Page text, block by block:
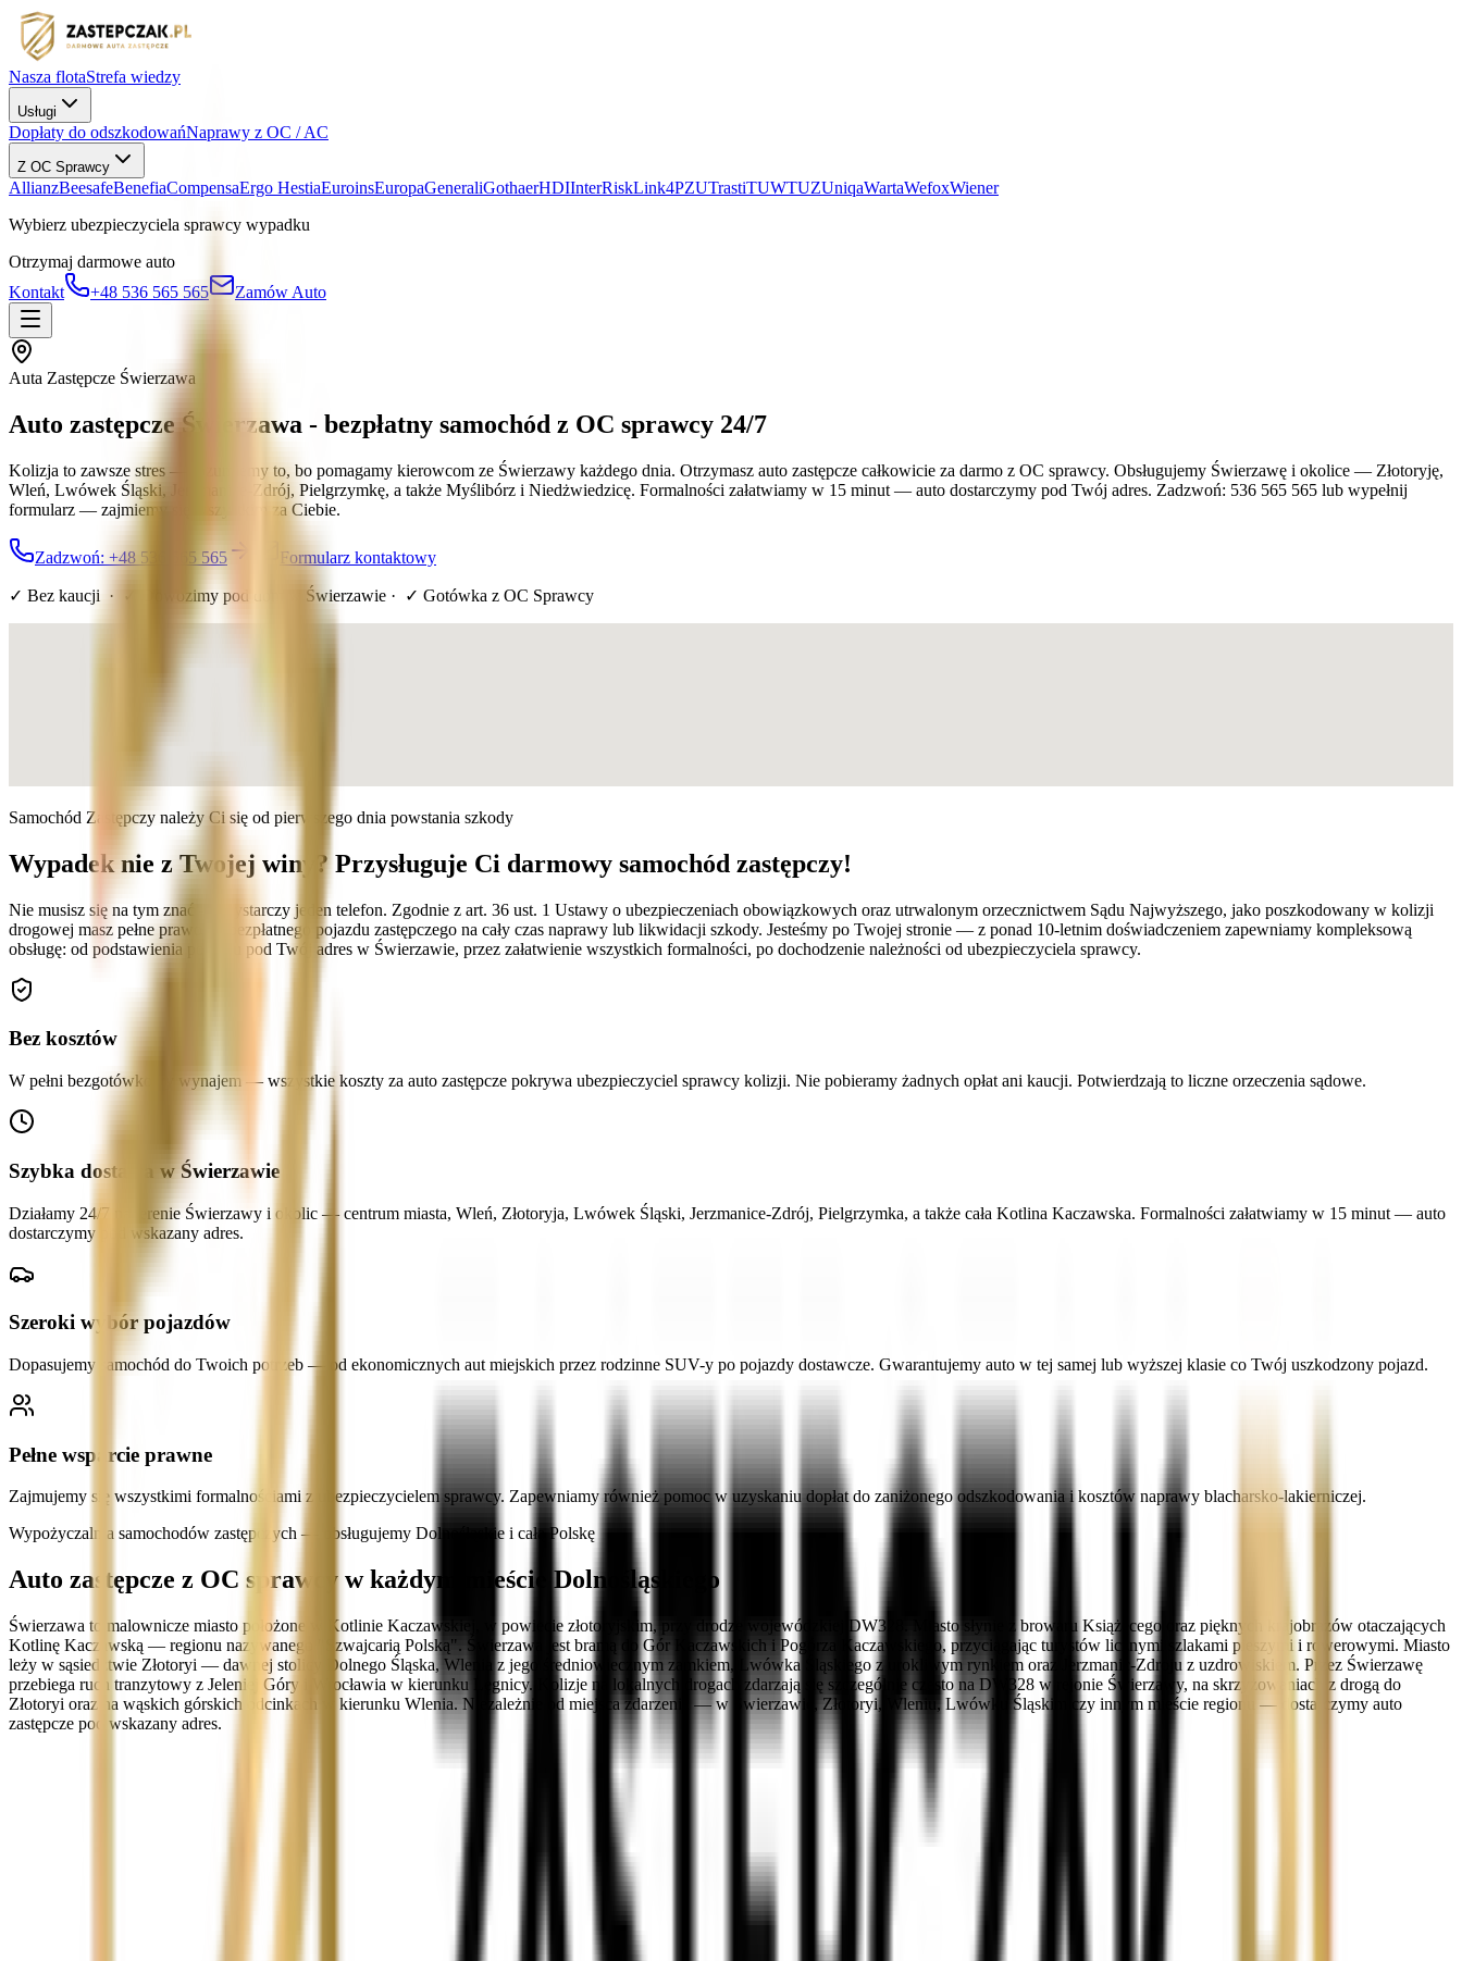
Nasza flotaStrefa wiedzy
Usługi
Dopłaty do odszkodowańNaprawy z OC / AC
Z OC Sprawcy
AllianzBeesafeBenefiaCompensaErgo HestiaEuroinsEuropaGeneraliGothaerHDIInterRiskLink4PZUTrastiTUWTUZUniqaWartaWefoxWiener
Wybierz ubezpieczyciela sprawcy wypadku
Otrzymaj darmowe auto
Kontakt
+48 536 565 565 Zamów Auto
Auta Zastępcze Świerzawa
Auto zastępcze Świerzawa - bezpłatny samochód z OC sprawcy 24/7
Kolizja to zawsze stres — rozumiemy to, bo pomagamy kierowcom ze Świerzawy każdego dnia. Otrzymasz auto zastępcze całkowicie za darmo z OC sprawcy. Obsługujemy Świerzawę i okolice — Złotoryję,
Wleń, Lwówek Śląski, Jerzmanice-Zdrój, Pielgrzymkę, a także Myślibórz i Niedżwiedzicę. Formalności załatwiamy w 15 minut — auto dostarczymy pod Twój adres. Zadzwoń: 536 565 565 lub wypełnij
formularz — zajmiemy się wszystkim za Ciebie.
Zadzwoń: +48 536 565 565 Formularz kontaktowy
✓ Bez kaucji · ✓ Dowozimy pod dom w Świerzawie · ✓ Gotówka z OC Sprawcy
Samochód Zastępczy należy Ci się od pierwszego dnia powstania szkody
Wypadek nie z Twojej winy? Przysługuje Ci darmowy samochód zastępczy!
Nie musisz się na tym znać — wystarczy jeden telefon. Zgodnie z art. 36 ust. 1 Ustawy o ubezpieczeniach obowiązkowych oraz utrwalonym orzecznictwem Sądu Najwyższego, jako poszkodowany w kolizji
drogowej masz pełne prawo do bezpłatnego pojazdu zastępczego na cały czas naprawy lub likwidacji szkody. Jesteśmy po Twojej stronie — z ponad 10-letnim doświadczeniem zapewniamy kompleksową
obsługę: od podstawienia pojazdu pod Twój adres w Świerzawie, przez załatwienie wszystkich formalności, po dochodzenie należności od ubezpieczyciela sprawcy.
Bez kosztów
W pełni bezgotówkowy wynajem — wszystkie koszty za auto zastępcze pokrywa ubezpieczyciel sprawcy kolizji. Nie pobieramy żadnych opłat ani kaucji. Potwierdzają to liczne orzeczenia sądowe.
Szybka dostawa w Świerzawie
Działamy 24/7 na terenie Świerzawy i okolic — centrum miasta, Wleń, Złotoryja, Lwówek Śląski, Jerzmanice-Zdrój, Pielgrzymka, a także cała Kotlina Kaczawska. Formalności załatwiamy w 15 minut — auto
dostarczymy pod wskazany adres.
Szeroki wybór pojazdów
Dopasujemy samochód do Twoich potrzeb — od ekonomicznych aut miejskich przez rodzinne SUV-y po pojazdy dostawcze. Gwarantujemy auto w tej samej lub wyższej klasie co Twój uszkodzony pojazd.
Pełne wsparcie prawne
Zajmujemy się wszystkimi formalnościami z ubezpieczycielem sprawcy. Zapewniamy również pomoc w uzyskaniu dopłat do zaniżonego odszkodowania i kosztów naprawy blacharsko-lakierniczej.
Wypożyczalnia samochodów zastępczych — obsługujemy Dolnośląskie i całą Polskę
Auto zastępcze z OC sprawcy w każdym mieście Dolnośląskiego
Świerzawa to malownicze miasto położone w Kotlinie Kaczawskiej, w powiecie złotoryjskim, przy drodze wojewódzkiej DW328. Miasto słynie z browaru Książęcego oraz pięknych krajobrazów otaczających
Kotlinę Kaczawską — regionu nazywanego "Szwajcarią Polską". Świerzawa jest bramą do Gór Kaczawskich i Pogórza Kaczawskiego, przyciągając turystów licznymi szlakami pieszymi i rowerowymi. Miasto
leży w sąsiedztwie Złotoryi — dawnej stolicy Dolnego Śląska, Wlenia z jego średniowiecznym zamkiem, Lwówka Śląskiego z urokliwym rynkiem oraz Jerzmanic-Zdroju z uzdrowiskiem. Przez Świerzawę
przebiega ruch tranzytowy z Jeleniej Góry i Wrocławia w kierunku Legnicy. Kolizje na lokalnych drogach zdarzają się szczególnie często na DW328 w rejonie Świerzawy, na skrzyżowaniach z drogą do
Złotoryi oraz na wąskich górskich odcinkach w kierunku Wlenia. Niezależnie od miejsca zdarzenia — w Świerzawie, Złotoryi, Wleniu, Lwówku Śląskim czy innym mieście regionu — dostarczymy auto
zastępcze pod wskazany adres.